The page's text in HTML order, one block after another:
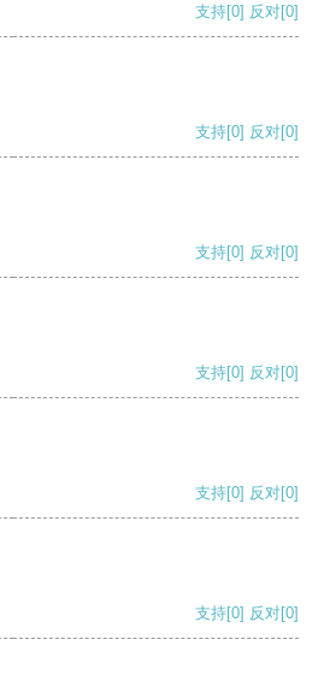
支持[0] 反对[0]
支持[0] 反对[0]
支持[0] 反对[0]
支持[0] 反对[0]
支持[0] 反对[0]
支持[0] 反对[0]